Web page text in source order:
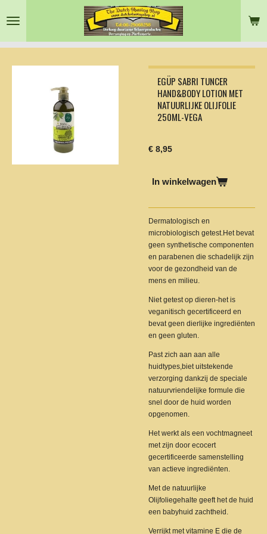
direct
de
EGÜP SABRI TUNCER
HAND&BODY LOTION MET
NATUURLIJKE OLIJFOLIE
250ML-VEGA
€ 8,95
In winkelwagen
Dermatologisch en
microbiologisch getest.Het bevat
geen synthetische componenten
en parabenen die schadelijk zijn
voor de gezondheid van de
mens en milieu.
Niet getest op dieren-het is
veganitisch gecertificeerd en
bevat geen dierlijke ingrediënten
en geen gluten.
Past zich aan aan alle
huidtypes,biet uitstekende
verzorging dankzij de speciale
natuurvriendelijke formule die
snel door de huid worden
opgenomen.
Het werkt als een vochtmagneet
met zijn door ecocert
gecertificeerde samenstelling
van actieve ingrediënten.
Met de natuurlijke
Olijfoliegehalte geeft het de huid
een babyhuid zachtheid.
Verrijkt met vitamine E die de